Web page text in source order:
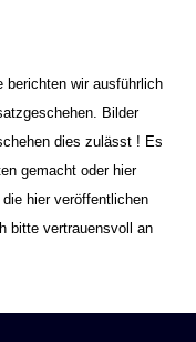
berichten wir ausführlich
Bilder
dies zulässt ! Es
gemacht oder hier
hier veröffentlichen
bitte vertrauensvoll an